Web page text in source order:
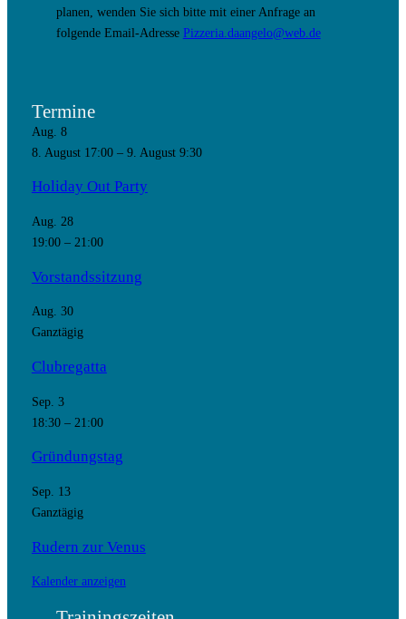
planen, wenden Sie sich bitte mit einer Anfrage an
folgende Email-Adresse Pizzeria.daangelo@web.de
Termine
Aug. 8
8. August 17:00– 9. August 9:30
Holiday Out Party
Aug. 28
19:00– 21:00
Vorstandssitzung
Aug. 30
Ganztägig
Clubregatta
Sep. 3
18:30– 21:00
Gründungstag
Sep. 13
Ganztägig
Rudern zur Venus
Kalender anzeigen